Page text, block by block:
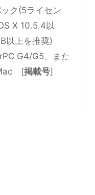
ク(5ライセン
X 10.5.4以
以上を推奨)
G4/G5、また
[掲載号]